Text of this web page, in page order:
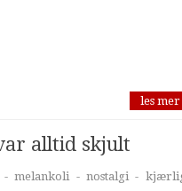
les mer
alltid skjult
- melankoli - nostalgi -